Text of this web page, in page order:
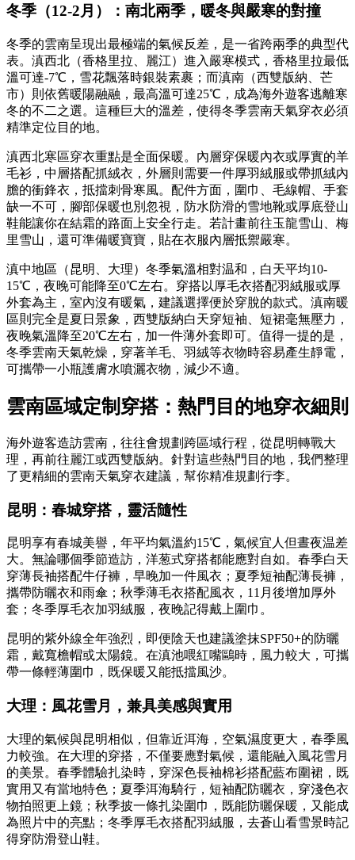
冬季（12-2月）：南北兩季，暖冬與嚴寒的對撞
冬季的雲南呈現出最極端的氣候反差，是一省跨兩季的典型代
表。滇西北（香格里拉、麗江）進入嚴寒模式，香格里拉最低
溫可達-7℃，雪花飄落時銀裝素裹；而滇南（西雙版納、芒
市）則依舊暖陽融融，最高溫可達25℃，成為海外遊客逃離寒
冬的不二之選。這種巨大的溫差，使得冬季雲南天氣穿衣必須
精準定位目的地。
滇西北寒區穿衣重點是全面保暖。內層穿保暖內衣或厚實的羊
毛衫，中層搭配抓絨衣，外層則需要一件厚羽絨服或帶抓絨內
膽的衝鋒衣，抵擋刺骨寒風。配件方面，圍巾、毛線帽、手套
缺一不可，腳部保暖也別忽視，防水防滑的雪地靴或厚底登山
鞋能讓你在結霜的路面上安全行走。若計畫前往玉龍雪山、梅
里雪山，還可準備暖寶寶，貼在衣服內層抵禦嚴寒。
滇中地區（昆明、大理）冬季氣溫相對温和，白天平均10-
15℃，夜晚可能降至0℃左右。穿搭以厚毛衣搭配羽絨服或厚
外套為主，室內沒有暖氣，建議選擇便於穿脫的款式。滇南暖
區則完全是夏日景象，西雙版納白天穿短袖、短裙毫無壓力，
夜晚氣溫降至20℃左右，加一件薄外套即可。值得一提的是，
冬季雲南天氣乾燥，穿著羊毛、羽絨等衣物時容易產生靜電，
可攜帶一小瓶護膚水噴灑衣物，減少不適。
雲南區域定制穿搭：熱門目的地穿衣細則
海外遊客造訪雲南，往往會規劃跨區域行程，從昆明轉戰大
理，再前往麗江或西雙版納。針對這些熱門目的地，我們整理
了更精細的雲南天氣穿衣建議，幫你精准規劃行李。
昆明：春城穿搭，靈活隨性
昆明享有春城美譽，年平均氣溫約15℃，氣候宜人但晝夜温差
大。無論哪個季節造訪，洋葱式穿搭都能應對自如。春季白天
穿薄長袖搭配牛仔褲，早晚加一件風衣；夏季短袖配薄長褲，
攜帶防曬衣和雨傘；秋季薄毛衣搭配風衣，11月後增加厚外
套；冬季厚毛衣加羽絨服，夜晚記得戴上圍巾。
昆明的紫外線全年強烈，即便陰天也建議塗抹SPF50+的防曬
霜，戴寬檐帽或太陽鏡。在滇池喂紅嘴鷗時，風力較大，可攜
帶一條輕薄圍巾，既保暖又能抵擋風沙。
大理：風花雪月，兼具美感與實用
大理的氣候與昆明相似，但靠近洱海，空氣濕度更大，春季風
力較強。在大理的穿搭，不僅要應對氣候，還能融入風花雪月
的美景。春季體驗扎染時，穿深色長袖棉衫搭配藍布圍裙，既
實用又有當地特色；夏季洱海騎行，短袖配防曬衣，穿淺色衣
物拍照更上鏡；秋季披一條扎染圍巾，既能防曬保暖，又能成
為照片中的亮點；冬季厚毛衣搭配羽絨服，去蒼山看雪景時記
得穿防滑登山鞋。